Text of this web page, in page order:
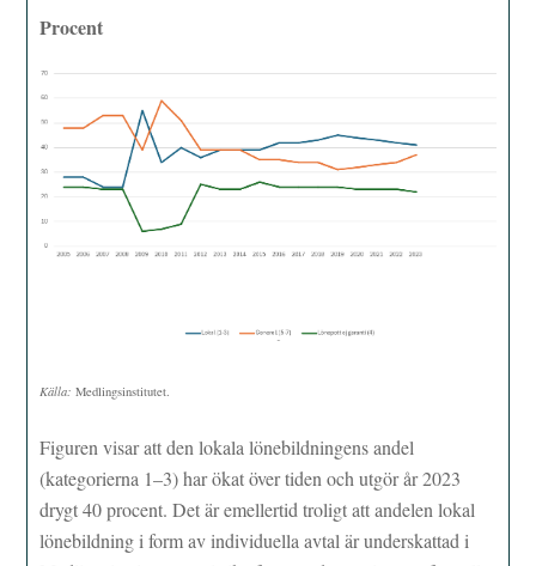
Procent
Källa: Medlingsinstitutet.
Figuren visar att den lokala lönebildningens andel
(kategorierna 1–3) har ökat över tiden och utgör år 2023
drygt 40 procent. Det är emellertid troligt att andelen lokal
lönebildning i form av individuella avtal är underskattad i